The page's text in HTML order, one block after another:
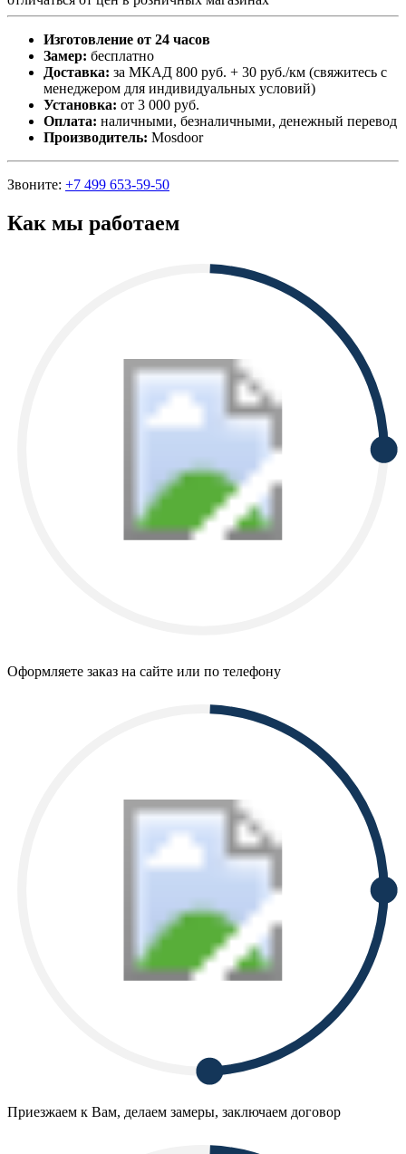
Изготовление от 24 часов
Замер: бесплатно
Доставка: за МКАД 800 руб. + 30 руб./км (свяжитесь с
менеджером для индивидуальных условий)
Установка: от 3 000 руб.
Оплата: наличными, безналичными, денежный перевод
Производитель: Mosdoor
Звоните: +7 499 653-59-50
Как мы работаем
Оформляете заказ на сайте или по телефону
Приезжаем к Вам, делаем замеры, заключаем договор